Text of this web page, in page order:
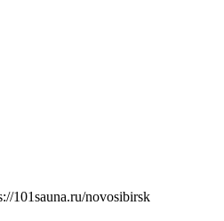
101sauna.ru/novosibirsk